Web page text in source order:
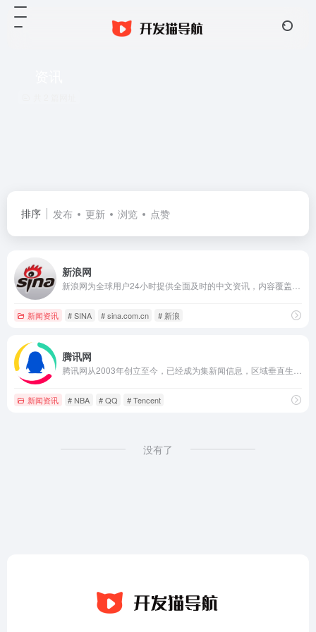
排序 发布 更新 浏览 点赞
新浪网
新闻资讯 # SINA # sina.com.cn # 新浪
腾讯网
新闻资讯 # NBA # QQ # Tencent
没有了